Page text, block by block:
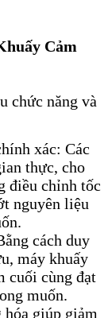
Cảm
chức năng và
xác: Các
thực, cho
điều chỉnh tốc
nguyên liệu
cách duy
máy khuấy
cuối cùng đạt
muốn.
hóa giúp giảm